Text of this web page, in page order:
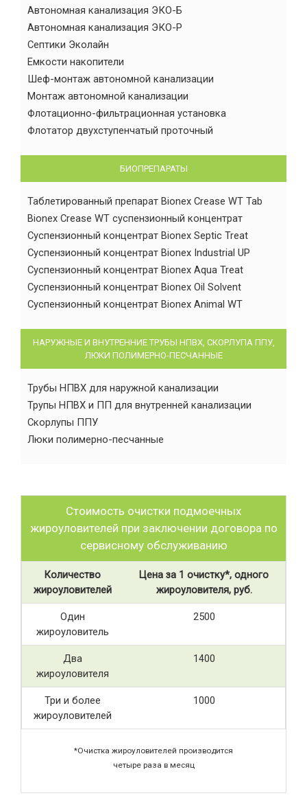
Автономная канализация ЭКО-Б
Автономная канализация ЭКО-Р
Септики Эколайн
Емкости накопители
Шеф-монтаж автономной канализации
Монтаж автономной канализации
Флотационно-фильтрационная установка
Флотатор двухступенчатый проточный
БИОПРЕПАРАТЫ
Таблетированный препарат Bionex Crease WT Tab
Bionex Crease WT суспензионный концентрат
Суспензионный концентрат Bionex Septic Treat
Суспензионный концентрат Bionex Industrial UP
Суспензионный концентрат Bionex Aqua Treat
Суспензионный концентрат Bionex Oil Solvent
Суспензионный концентрат Bionex Animal WT
НАРУЖНЫЕ И ВНУТРЕННИЕ ТРУБЫ НПВХ, СКОРЛУПА ППУ,
ЛЮКИ ПОЛИМЕРНО-ПЕСЧАННЫЕ
Трубы НПВХ для наружной канализации
Трупы НПВХ и ПП для внутренней канализации
Скорлупы ППУ
Люки полимерно-песчанные
Стоимость очистки подмоечных
жироуловителей при заключении договора по
сервисному обслуживанию
Количество
жироуловителей
Цена за 1 очистку*, одного
жироуловителя, руб.
Один
жироуловитель
2500
Два
жироуловителя
1400
Три и более
жироуловителей
1000
*Очистка жироуловителей производится
четыре раза в месяц